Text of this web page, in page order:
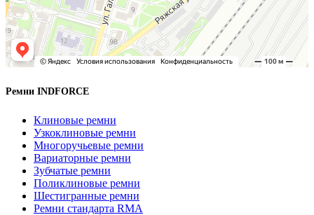
Ремни INDFORCE
Клиновые ремни
Узкоклиновые ремни
Многоручьевые ремни
Вариаторные ремни
Зубчатые ремни
Поликлиновые ремни
Шестигранные ремни
Ремни стандарта RMA